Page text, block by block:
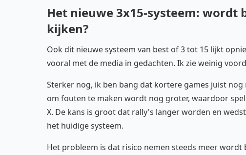
Het nieuwe 3x15-systeem:
kijken?
Ook dit nieuwe systeem van best of 3 tot 15 lijkt
vooral met de media in gedachten. Ik zie weinig
Sterker nog, ik ben bang dat kortere games juist
om fouten te maken wordt nog groter, waardoor
X. De kans is groot dat rally's langer worden en
het huidige systeem.
Het probleem is dat risico nemen steeds meer